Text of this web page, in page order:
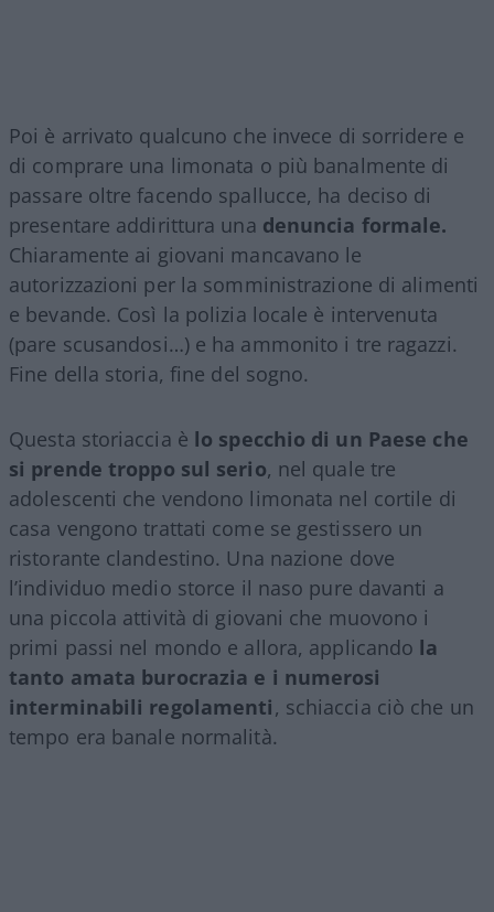
Poi è arrivato qualcuno che invece di sorridere e
di comprare una limonata o più banalmente di
passare oltre facendo spallucce, ha deciso di
presentare addirittura una denuncia formale.
Chiaramente ai giovani mancavano le
autorizzazioni per la somministrazione di alimenti
e bevande. Così la polizia locale è intervenuta
(pare scusandosi…) e ha ammonito i tre ragazzi.
Fine della storia, fine del sogno.
Questa storiaccia è lo specchio di un Paese che
si prende troppo sul serio, nel quale tre
adolescenti che vendono limonata nel cortile di
casa vengono trattati come se gestissero un
ristorante clandestino. Una nazione dove
l’individuo medio storce il naso pure davanti a
una piccola attività di giovani che muovono i
primi passi nel mondo e allora, applicando la
tanto amata burocrazia e i numerosi
interminabili regolamenti, schiaccia ciò che un
tempo era banale normalità.